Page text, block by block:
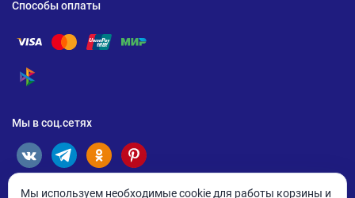
Способы оплаты
Помощь по оплате Visa
Помощь по оплате Mastercard
Помощь по оплате UnionPay
Помощь по оплате Мир
Помощь по оплате СБП
Мы в соц.сетях
Мы используем необходимые cookie для работы корзины и